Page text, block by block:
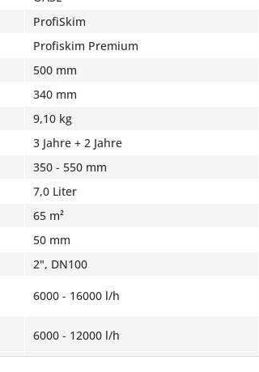
ProfiSkim
Profiskim Premium
500 mm
340 mm
9,10 kg
3 Jahre + 2 Jahre
350 - 550 mm
7,0 Liter
65 m²
50 mm
2", DN100
6000 - 16000 l/h
6000 - 12000 l/h